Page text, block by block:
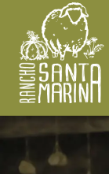
fbq('track',
'REQUIRED':
//
based on the